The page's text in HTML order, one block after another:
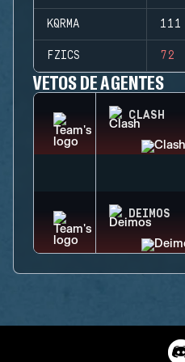
KQRMA 111
FZICS 72
VETOS DE AGENTES
CLASH
DEIMOS